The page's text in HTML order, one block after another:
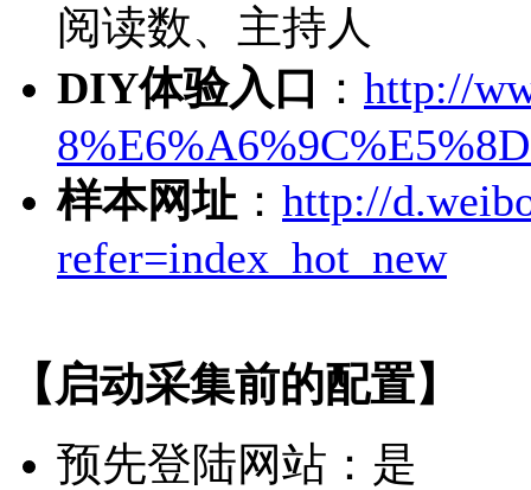
阅读数、主持人
DIY体验入口 ： http://
样本网址 ： http://
refer=index_hot_new
【启动采集前的配置】
预先登陆网站：是